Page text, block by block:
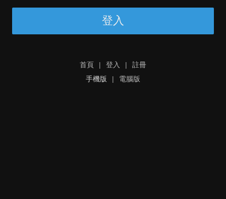
登入
首頁 | 登入 |
註冊
手機版
| 電腦版